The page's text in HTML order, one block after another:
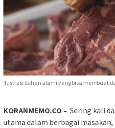
Ilustrasi bahan alami yang bisa membuat
KORANMEMO.CO – Sering kali
utama dalam berbagai